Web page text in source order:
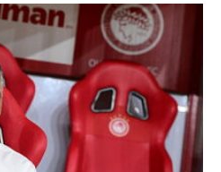
ανησυχεί από την
Συνεδρίου
Δευτέρα διαθέσιμα τα